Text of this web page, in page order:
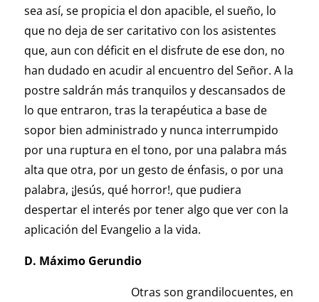
sea así, se propicia el don apacible, el sueño, lo
que no deja de ser caritativo con los asistentes
que, aun con déficit en el disfrute de ese don, no
han dudado en acudir al encuentro del Señor. A la
postre saldrán más tranquilos y descansados de
lo que entraron, tras la terapéutica a base de
sopor bien administrado y nunca interrumpido
por una ruptura en el tono, por una palabra más
alta que otra, por un gesto de énfasis, o por una
palabra, ¡Jesús, qué horror!, que pudiera
despertar el interés por tener algo que ver con la
aplicación del Evangelio a la vida.
D. Máximo Gerundio
Otras son grandilocuentes, en